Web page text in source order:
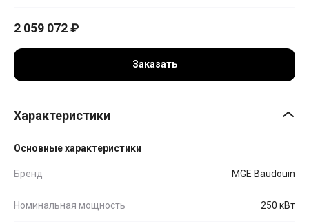
2 059 072₽
Заказать
Характеристики
Основные характеристики
Бренд MGE Baudouin
Номинальная мощность 250 кВт